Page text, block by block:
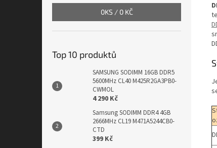
0KS / 0 KČ
Top 10 produktů
SAMSUNG SODIMM 16GB DDR5
5600MHz CL40 M425R2GA3PB0-
CWMOL
4 290 Kč
Samsung SODIMM DDR4 4GB
2666MHz CL19 M471A5244CB0-
CTD
399 Kč